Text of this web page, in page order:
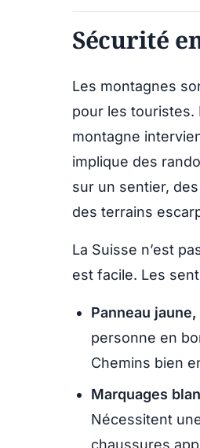
Sécurité
Les montagnes
pour les touristes.
montagne
implique des
sur un sentier,
des terrains
La Suisse n’est
est facile. Les
Panneau
personne en
Chemins bien
Marquages
Nécessitent
chaussures